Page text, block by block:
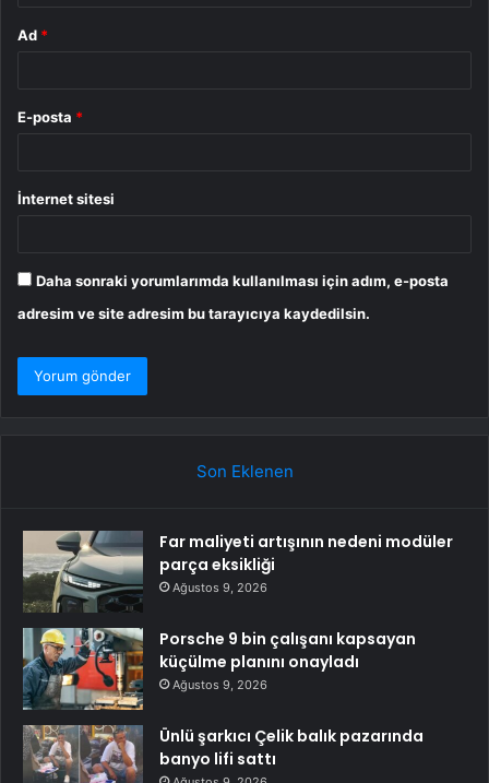
Ad *
E-posta *
İnternet sitesi
Daha sonraki yorumlarımda kullanılması için adım, e-posta
adresim ve site adresim bu tarayıcıya kaydedilsin.
Son Eklenen
Far maliyeti artışının nedeni modüler
parça eksikliği
Ağustos 9, 2026
Porsche 9 bin çalışanı kapsayan
küçülme planını onayladı
Ağustos 9, 2026
Ünlü şarkıcı Çelik balık pazarında
banyo lifi sattı